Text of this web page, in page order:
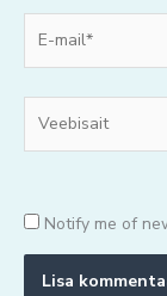
mail*
Notify me of